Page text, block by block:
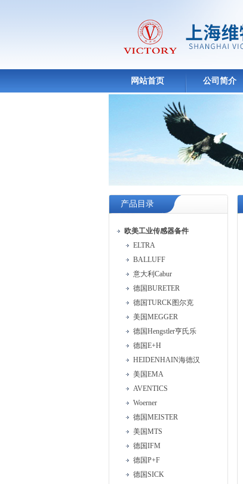
网站首页 公司简介
产品目录
欧美工业传感器备件
ELTRA
BALLUFF
意大利Cabur
德国BURETER
德国TURCK图尔克
美国MEGGER
德国Hengstler亨氏乐
德国E+H
HEIDENHAIN海德汉
美国EMA
AVENTICS
Woerner
德国MEISTER
美国MTS
德国IFM
德国P+F
德国SICK